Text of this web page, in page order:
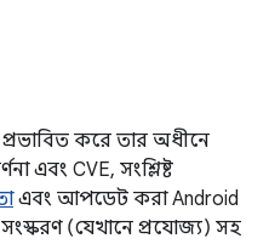
করে তার অধীনে
এবং CVE, সংশ্লিষ্ট
এবং আপডেট করা Android
(যেখানে প্রযোজ্য) সহ